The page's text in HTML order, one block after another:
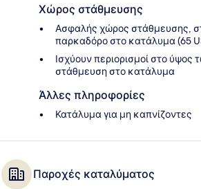
Χώρος στάθμευσης
Ασφαλής χώρος στάθμευσης,
παρκαδόρο στο κατάλυμα (65
Ισχύουν περιορισμοί στο ύψος
στάθμευση στο κατάλυμα
Άλλες πληροφορίες
Κατάλυμα για μη καπνίζοντες
Παροχές καταλύματος